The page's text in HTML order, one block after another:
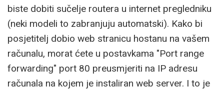
biste dobiti sučelje routera u internet pregledniku
(neki modeli to zabranjuju automatski). Kako bi
posjetitelj dobio web stranicu hostanu na vašem
računalu, morat ćete u postavkama "Port range
forwarding" port 80 preusmjeriti na IP adresu
računala na kojem je instaliran web server. I to je